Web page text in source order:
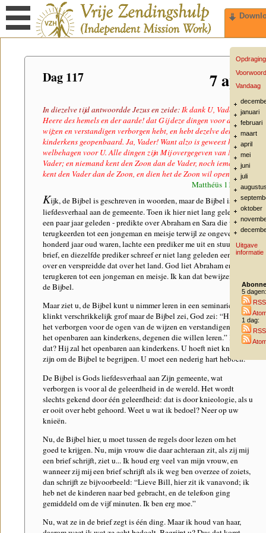
Opdraging
Voorwoord
Vandaag
januari
februari
maart
april
mei
juni
juli
oktober
Uitgave
informatie
5 dagen:
RSS
1 dag:
RSS
7 april
Dag 117
In diezelve tijd antwoordde Jezus en zeide:Ik dank U, Vader!
Heere des hemels en der aarde! dat Gij deze dingen voor de
wijzen en verstandigen verborgen hebt, en hebt dezelve den
kinderkens geopenbaard. Ja, Vader! Want alzo is geweest het
welbehagen voor U. Alle dingen zijn Mij overgegeven van Mijn
Vader; en niemand kent den Zoon dan de Vader, noch iemand
kent den Vader dan de Zoon, en dien het de Zoon wil openbaren.
Matthéüs 11:25-27
Kijk, de Bijbel is geschreven in woorden, maar de Bijbel is een
liefdesverhaal aan de gemeente. Toen ik hier niet lang geleden -
een paar jaar geleden - predikte over Abraham en Sara die weer
terugkeerden tot een jongeman en meisje terwijl ze ongeveer
honderd jaar oud waren, lachte een prediker me uit en stuurde een
brief, en diezelfde prediker schreef er niet lang geleden een boek
over en verspreidde dat over het land. God liet Abraham en Sara
terugkeren tot een jongeman en meisje. Ik kan dat bewijzen met
de Bijbel.
Maar ziet u, de Bijbel kunt u nimmer leren in een seminarie. Dat
klinkt verschrikkelijk grof maar de Bijbel zei, God zei: “Hij heeft
het verborgen voor de ogen van de wijzen en verstandigen en zal
het openbaren aan kinderkens, degenen die willen leren.” Klopt
dat? Hij zal het openbaren aan kinderkens. U hoeft niet knap te
zijn om de Bijbel te begrijpen. U moet een nederig hart hebben.
De Bijbel is Gods liefdesverhaal aan Zijn gemeente, wat
verborgen is voor al de geleerdheid in de wereld. Het wordt
slechts gekend door één geleerdheid: dat is door knieologie, als u
er ooit over hebt gehoord. Weet u wat ik bedoel? Neer op uw
knieën.
Nu, de Bijbel hier, u moet tussen de regels door lezen om het
goed te krijgen. Nu, mijn vrouw die daar achteraan zit, als zij mij
een brief schrijft, ziet u... Ik houd erg veel van mijn vrouw, en
wanneer zij mij een brief schrijft als ik weg ben overzee of zoiets,
dan schrijft ze bijvoorbeeld: “Lieve Bill, hier zit ik vanavond; ik
heb net de kinderen naar bed gebracht, en de telefoon ging
gemiddeld om de vijf minuten. Ik ben erg moe.”
Nu, wat ze in de brief zegt is één ding. Maar ik houd van haar,